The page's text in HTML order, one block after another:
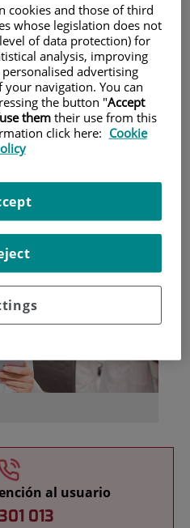
mutuas
al usuario
013
cookies and those of third
whose legislation does not
of data protection) for
analysis, improving
advertising
navigation. You can
the button "Accept
them their use from this
click here: Cookie